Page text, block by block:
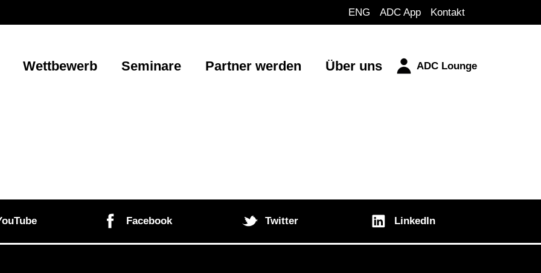
ENG ADC App Kontakt
Wettbewerb Seminare Partner werden Über uns ADC Lounge
Facebook Twitter LinkedIn